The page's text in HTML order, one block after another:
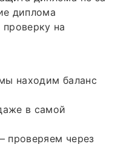
диплома
на
находим баланс
в самой
проверяем через